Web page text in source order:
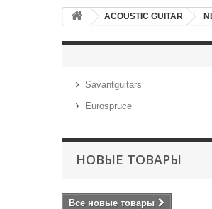
ACOUSTIC GUITAR
Savantguitars
Eurospruce
НОВЫЕ ТОВАРЫ
Все новые товары